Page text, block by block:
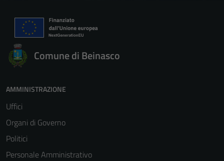
Comune di Beinasco
AMMINISTRAZIONE
Uffici
Organi di Governo
Politici
Personale Amministrativo